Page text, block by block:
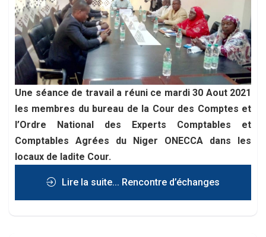
Une séance de travail a réuni ce mardi 30 Aout 2021
les membres du bureau de la Cour des Comptes et
l’Ordre National des Experts Comptables et
Comptables Agrées du Niger ONECCA dans les
locaux de ladite Cour.
Lire la suite... Rencontre d’échanges
entre le bureau de la Cour des Comptes et